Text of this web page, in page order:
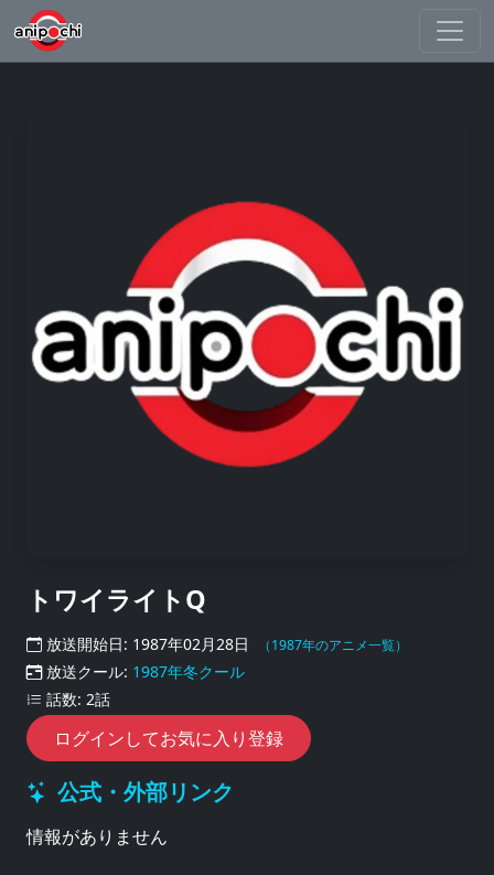
トワイライトQ
放送開始日: 1987年02月28日 （1987年のアニメ一覧）
放送クール: 1987年冬クール
話数: 2話
ログインしてお気に入り登録
公式・外部リンク
情報がありません